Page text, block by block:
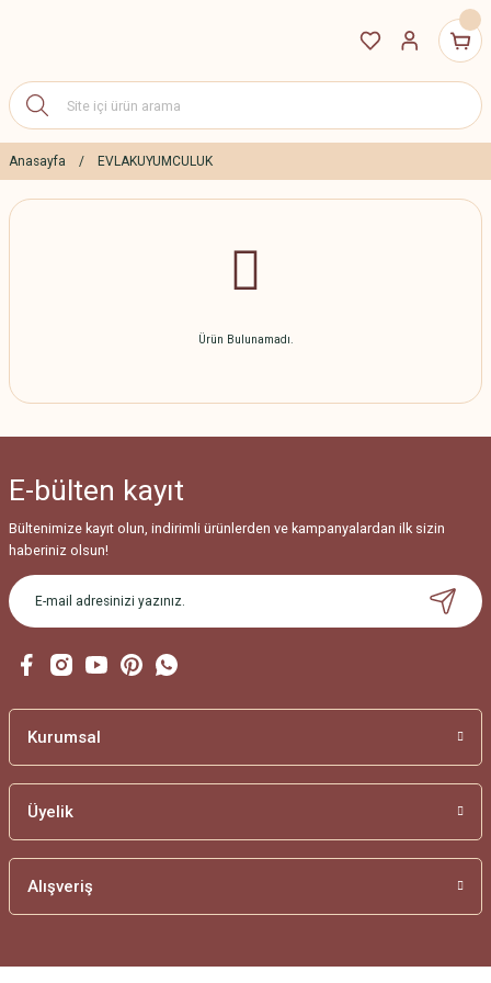
Anasayfa EVLAKUYUMCULUK
Ürün Bulunamadı.
E-bülten kayıt
Bültenimize kayıt olun, indirimli ürünlerden ve kampanyalardan ilk sizin
haberiniz olsun!
Kurumsal
Üyelik
Alışveriş